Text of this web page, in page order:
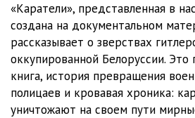
«Каратели», представленная в
создана на документальном
рассказывает о зверствах
оккупированной Белоруссии. Это
книга, история превращения
полицаев и кровавая хроника:
уничтожают на своем пути